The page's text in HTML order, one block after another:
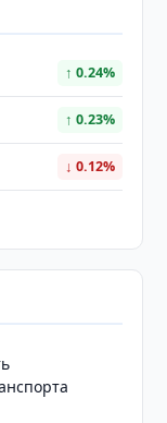
↑ 0.24%
↑ 0.23%
↓ 0.12%